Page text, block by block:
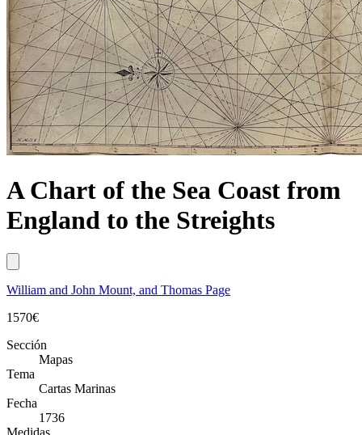
A Chart of the Sea Coast from
England to the Streights
William and John Mount, and Thomas Page
1570€
Sección
Mapas
Tema
Cartas Marinas
Fecha
1736
Medidas